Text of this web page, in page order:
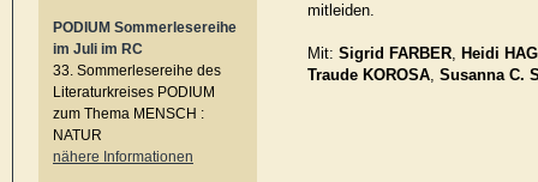
PODIUM Sommerlesereihe
im Juli im RC
33. Sommerlesereihe des
Literaturkreises PODIUM
zum Thema MENSCH :
NATUR
nähere Informationen
mitleiden.
Mit: Sigrid FARBER, Heidi
Traude KOROSA, Susanna C.